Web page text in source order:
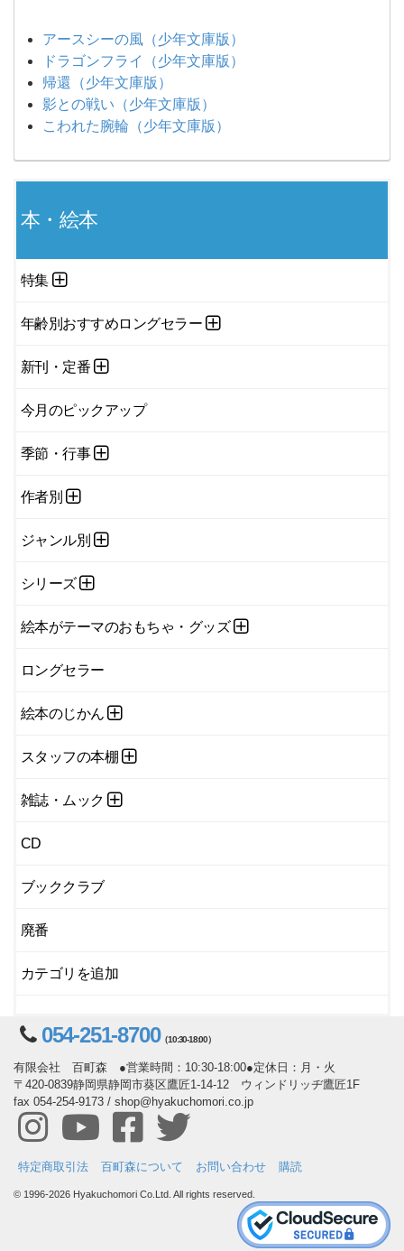
アースシーの風（少年文庫版）
ドラゴンフライ（少年文庫版）
帰還（少年文庫版）
影との戦い（少年文庫版）
こわれた腕輪（少年文庫版）
本・絵本
特集
年齢別おすすめロングセラー
新刊・定番
今月のピックアップ
季節・行事
作者別
ジャンル別
シリーズ
絵本がテーマのおもちゃ・グッズ
ロングセラー
絵本のじかん
スタッフの本棚
雑誌・ムック
CD
ブッククラブ
廃番
カテゴリを追加
054-251-8700（10:30-18:00）
有限会社 百町森 ●営業時間：10:30-18:00●定休日：月・火
〒420-0839静岡県静岡市葵区鷹匠1-14-12 ウィンドリッヂ鷹匠1F
fax 054-254-9173 / shop@hyakuchomori.co.jp
特定商取引法 百町森について お問い合わせ 購読
© 1996-2026 Hyakuchomori Co.Ltd. All rights reserved.